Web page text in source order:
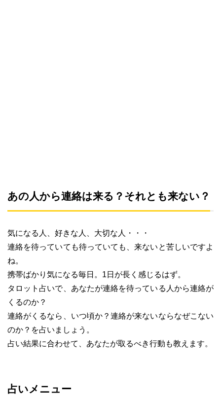
あの人から連絡は来る？それとも来ない？
気になる人、好きな人、大切な人・・・
連絡を待っていても待っていても、来ないと苦しいですよ
ね。
携帯ばかり気になる毎日。1日が長く感じるはず。
タロット占いで、あなたが連絡を待っている人から連絡が
くるのか？
連絡がくるなら、いつ頃か？連絡が来ないならなぜこない
のか？を占いましょう。
占い結果に合わせて、あなたが取るべき行動も教えます。
占いメニュー